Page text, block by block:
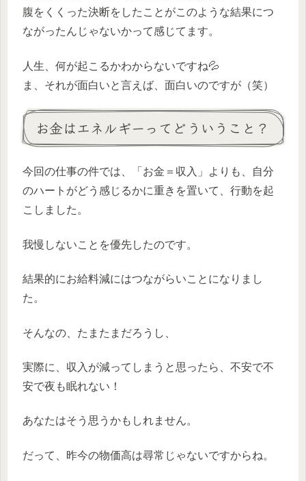
腹をくくった決断をしたことがこのような結果につ
ながったんじゃないかって感じてます。
人生、何が起こるかわからないですね💦
ま、それが面白いと言えば、面白いのですが（笑）
お金はエネルギーってどういうこと？
今回の仕事の件では、「お金＝収入」よりも、自分
のハートがどう感じるかに重きを置いて、行動を起
こしました。
我慢しないことを優先したのです。
結果的にお給料減にはつながらいことになりまし
た。
そんなの、たまたまだろうし、
実際に、収入が減ってしまうと思ったら、不安で不
安で夜も眠れない！
あなたはそう思うかもしれません。
だって、昨今の物価高は尋常じゃないですからね。